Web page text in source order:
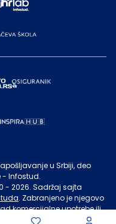
u Srbiji, deo
- Infostud.
- 2026. Sadržaj sajta
. Zabranjeno je njegovo
komercijalne upotrebe ili
sajta.